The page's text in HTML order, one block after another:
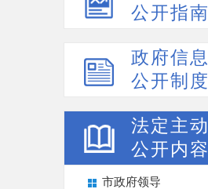
公开指南
政府信息
公开制度
法定主动
公开内容
市政府领导